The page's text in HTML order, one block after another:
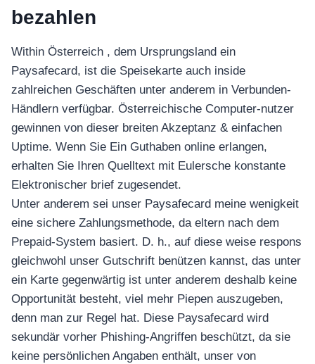
bezahlen
Within Österreich , dem Ursprungsland ein
Paysafecard, ist die Speisekarte auch inside
zahlreichen Geschäften unter anderem in Verbunden-
Händlern verfügbar. Österreichische Computer-nutzer
gewinnen von dieser breiten Akzeptanz & einfachen
Uptime. Wenn Sie Ein Guthaben online erlangen,
erhalten Sie Ihren Quelltext mit Eulersche konstante
Elektronischer brief zugesendet.
Unter anderem sei unser Paysafecard meine wenigkeit
eine sichere Zahlungsmethode, da eltern nach dem
Prepaid-System basiert. D. h., auf diese weise respons
gleichwohl unser Gutschrift benützen kannst, das unter
ein Karte gegenwärtig ist unter anderem deshalb keine
Opportunität besteht, viel mehr Piepen auszugeben,
denn man zur Regel hat. Diese Paysafecard wird
sekundär vorher Phishing-Angriffen beschützt, da sie
keine persönlichen Angaben enthält, unser von